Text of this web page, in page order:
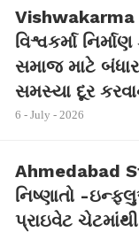
Vishwakarma
વિશ્વકર્મા
સમાજ માટે
સમસ્યા દૂર
6 - July - 2026
Ahmedabad
નિષ્ણાતો -
પ્રાઇવેટ